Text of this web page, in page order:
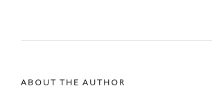
ABOUT THE AUTHOR